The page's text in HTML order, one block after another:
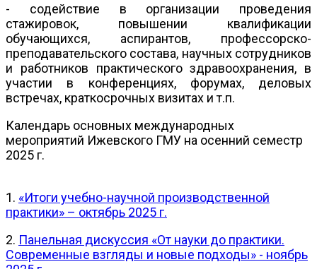
- содействие в организации проведения
стажировок, повышении квалификации
обучающихся, аспирантов, профессорско-
преподавательского состава, научных сотрудников
и работников практического здравоохранения, в
участии в конференциях, форумах, деловых
встречах, краткосрочных визитах и т.п.
Календарь основных международных
мероприятий Ижевского ГМУ на осенний семестр
2025 г.
1. «Итоги учебно-научной производственной
практики» – октябрь 2025 г.
2. Панельная дискуссия «От науки до практики.
Современные взгляды и новые подходы» - ноябрь